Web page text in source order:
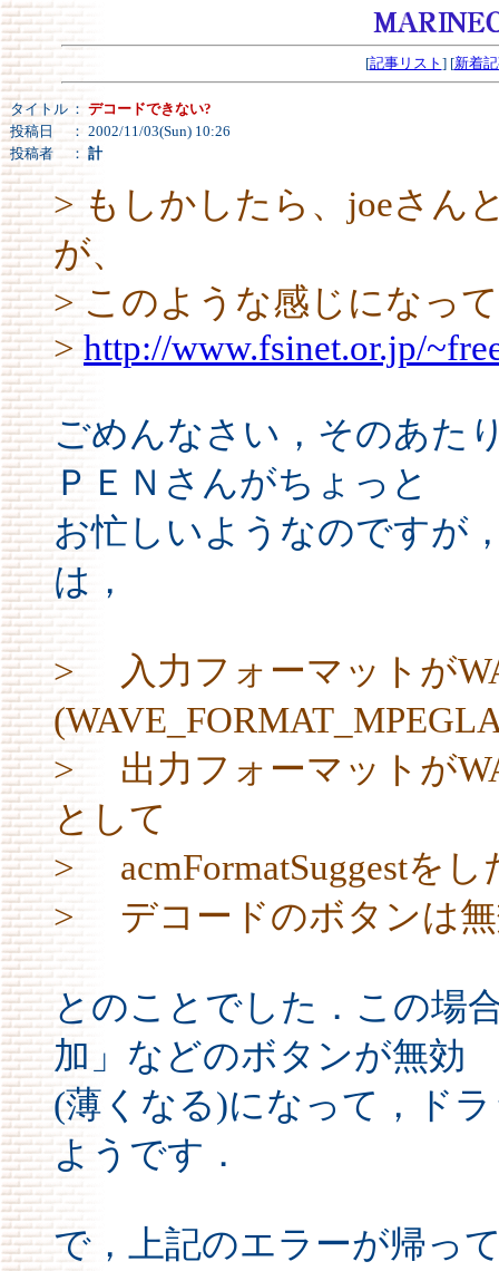
[記事リスト ] [新着
タイトル ： デコードできない?
投稿日
： 2002/11/03(Sun) 10:26
投稿者
： 計
> もしかしたら、joeさん
が、
> このような感じになっ
> http://www.fsinet.or.jp/
ごめんなさい，そのあた
ＰＥＮさんがちょっと
お忙しいようなのですが
は，
> 入力フォーマットが
> 出力フォーマットが
として
> acmFormatSuggestを
> デコードのボタンは無
とのことでした．この場
加」などのボタンが無効
(薄くなる)になって，ド
ようです．
で，上記のエラーが帰っ